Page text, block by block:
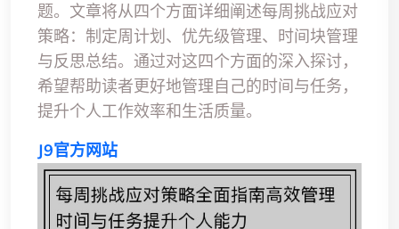
题。文章将从四个方面详细阐述每周挑战应对
策略：制定周计划、优先级管理、时间块管理
与反思总结。通过对这四个方面的深入探讨，
希望帮助读者更好地管理自己的时间与任务，
提升个人工作效率和生活质量。
J9官方网站